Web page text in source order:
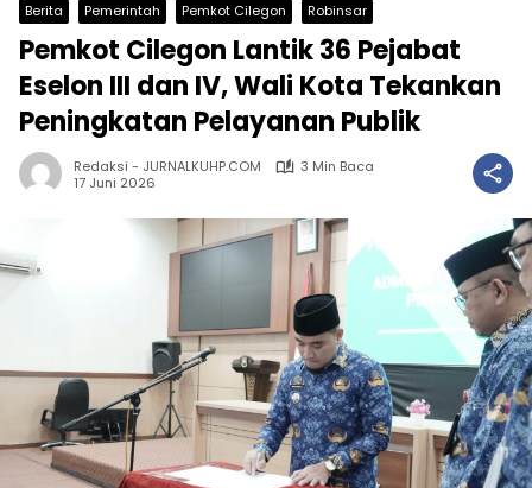
Berita Pemerintah Pemkot Cilegon Robinsar
Pemkot Cilegon Lantik 36 Pejabat
Eselon III dan IV, Wali Kota Tekankan
Peningkatan Pelayanan Publik
Redaksi - JURNALKUHP.COM
3 Min Baca
17 Juni 2026